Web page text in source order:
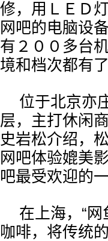
修，用ＬＥＤ
网吧的电脑设
有２００多台
境和档次都有
位于北京亦
层，主打休闲
史岩松介绍，
网吧体验媲美
吧最受欢迎的
在上海，“
咖啡，将传统